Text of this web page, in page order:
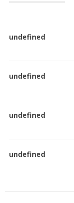
undefined
undefined
undefined
undefined